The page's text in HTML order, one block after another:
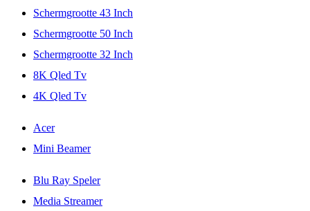
Schermgrootte 43 Inch
Schermgrootte 50 Inch
Schermgrootte 32 Inch
8K Qled Tv
4K Qled Tv
Acer
Mini Beamer
Blu Ray Speler
Media Streamer